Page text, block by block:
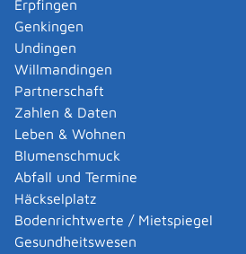
Erpfingen
Genkingen
Undingen
Willmandingen
Partnerschaft
Zahlen & Daten
Leben & Wohnen
Blumenschmuck
Abfall und Termine
Häckselplatz
Bodenrichtwerte / Mietspiegel
Gesundheitswesen
Anhangs 1 der Verordnung über
genehmigungsbedürftige
Buchstabe E gekennzeichnet ist,
mindestens ein
Bundes-
mindestens eine Anlage, die
Satz 1 Nummer 2 oder
Wasserhaushaltsgesetzes
ist oder
mindestens eine Deponie nach
Verbindung mit Anhang I der
des Europäischen Parlaments